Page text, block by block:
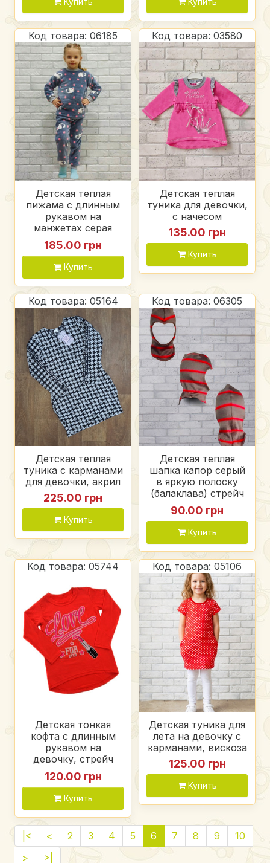
Код товара: 06185
Детская теплая
пижама с длинным
рукавом на
манжетах серая
(котики), вельсофт
185.00 грн
Купить
Код товара: 03580
Детская теплая
туника для девочки,
с начесом
135.00 грн
Купить
Код товара: 05164
Детская теплая
туника с карманами
для девочки, акрил
225.00 грн
Купить
Код товара: 06305
Детская теплая
шапка капор серый
в яркую полоску
(балаклава) стрейч
мех
90.00 грн
Купить
Код товара: 05744
Детская тонкая
кофта с длинным
рукавом на
девочку, стрейч
кулир
120.00 грн
Купить
Код товара: 05106
Детская туника для
лета на девочку с
карманами, вискоза
125.00 грн
Купить
|< < 2 3 4 5 6 7 8 9
10
>
>|